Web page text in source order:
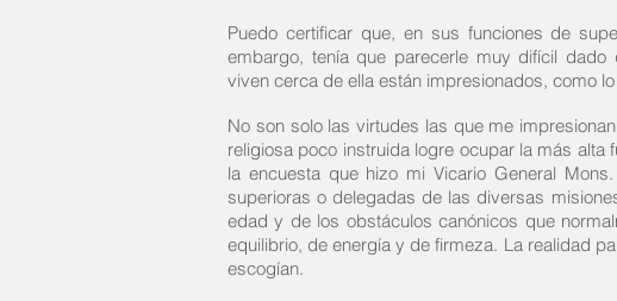
Puedo certificar que, en sus funciones de
embargo, tenía que parecerle muy difícil
viven cerca de ella están impresionados, como
No son solo las virtudes las que me
religiosa poco instruida logre ocupar la más alta
la encuesta que hizo mi Vicario General
superioras o delegadas de las diversas
edad y de los obstáculos canónicos que
equilibrio, de energía y de firmeza. La realidad
escogían.